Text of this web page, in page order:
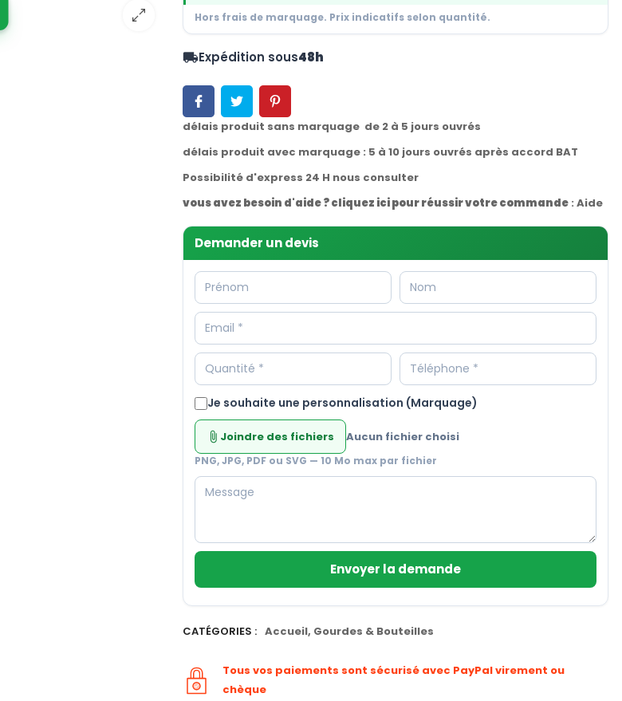
Hors frais de marquage. Prix indicatifs selon quantité.
local_shippingExpédition sous48h
délais produit sans marquage de 2 à 5 jours ouvrés
délais produit avec marquage : 5 à 10 jours ouvrés après accord BAT
Possibilité d'express 24 H nous consulter
vous avez besoin d'aide ? cliquez ici pour réussir votre commande: Aide
Demander un devis
Je souhaite une personnalisation (Marquage)
attach_file Joindre des fichiers Aucun fichier choisi
PNG, JPG, PDF ou SVG — 10 Mo max par fichier
Envoyer la demande
CATÉGORIES : Accueil, Gourdes & Bouteilles
Tous vos paiements sont sécurisé avec PayPal virement ou
chèque